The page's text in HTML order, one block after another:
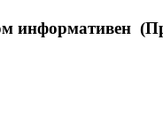
информативен